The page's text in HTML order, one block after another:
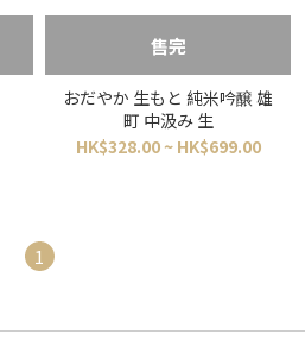
售完
おだやか 生もと 純米吟醸 雄
町 中汲み 生
HK$328.00 ~ HK$699.00
1